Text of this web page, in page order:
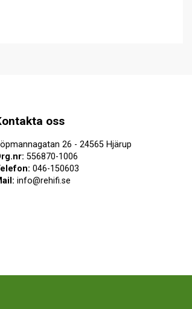
oss
26 - 24565 Hjärup
556870-1006
046-150603
info@rehifi.se